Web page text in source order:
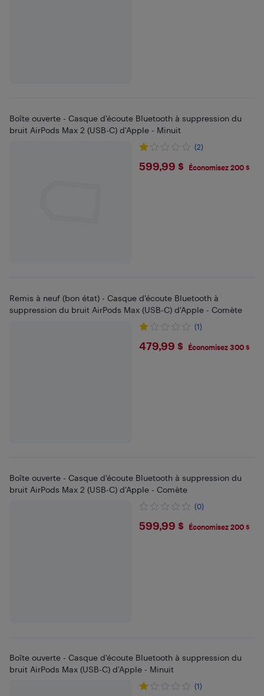
Boîte ouverte - Casque d'écoute Bluetooth à suppression du
bruit AirPods Max 2 (USB-C) d'Apple - Minuit
(2)
$599.99
599,99 $ Économisez 200 $
Remis à neuf (bon état) - Casque d'écoute Bluetooth à
suppression du bruit AirPods Max (USB-C) d'Apple - Comète
(1)
$479.99
479,99 $ Économisez 300 $
Boîte ouverte - Casque d'écoute Bluetooth à suppression du
bruit AirPods Max 2 (USB-C) d'Apple - Comète
(0)
$599.99
599,99 $ Économisez 200 $
Boîte ouverte - Casque d'écoute Bluetooth à suppression du
bruit AirPods Max (USB-C) d'Apple - Minuit
(1)